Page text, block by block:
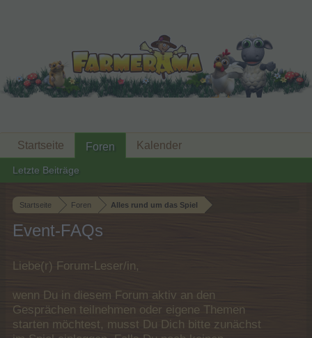
Startseite Foren Alles rund um das Spiel
Event-FAQs
Liebe(r) Forum-Leser/in,
wenn Du in diesem Forum aktiv an den
Gesprächen teilnehmen oder eigene Themen
starten möchtest, musst Du Dich bitte zunächst
Startseite Foren
Letzte Beiträge
Kalender